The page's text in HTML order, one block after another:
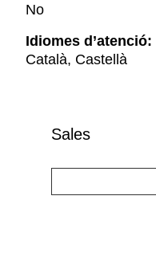
No
Idiomes d’atenció:
Català, Castellà
Sales